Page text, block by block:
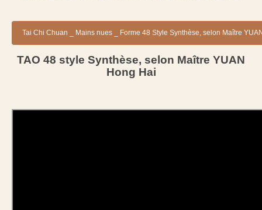
Tai Chi Chuan _ Mains nues _ Forme 48 Style Synthèse, selon Maître
TAO 48 style Synthèse, selon Maître YUAN
Hong Hai